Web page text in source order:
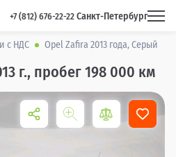
+7 (812) 676-22-22 Санкт-Петербург
с НДС Opel Zafira 2013 года, Серый
г., пробег 198 000 км